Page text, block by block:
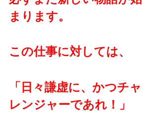
まります。
この仕事に対しては、
「日々謙虚に、かつチャ
レンジャーであれ！」